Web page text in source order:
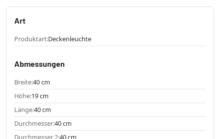
Art
Produktart:Deckenleuchte
Abmessungen
Breite:40 cm
Höhe:19 cm
Länge:40 cm
Durchmesser:40 cm
Durchmesser 2:40 cm